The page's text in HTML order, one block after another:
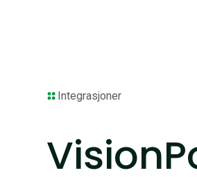
Integrasjoner